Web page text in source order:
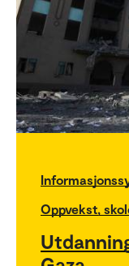
Oppvekst,